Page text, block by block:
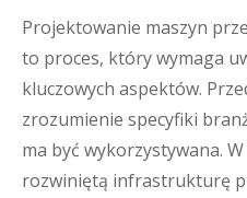
Projektowanie maszyn
to proces, który wymaga
kluczowych aspektów.
zrozumienie specyfiki
ma być wykorzystywana.
rozwiniętą infrastrukturę